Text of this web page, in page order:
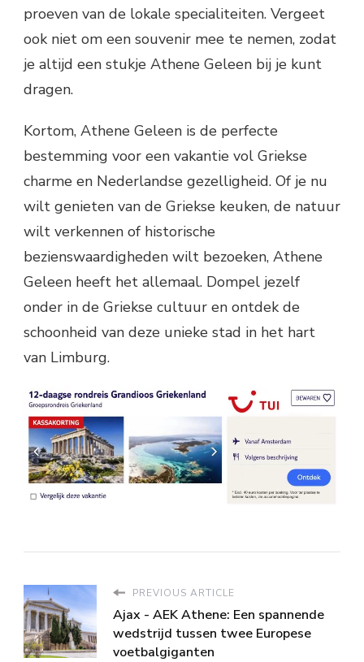
proeven van de lokale specialiteiten. Vergeet
ook niet om een souvenir mee te nemen, zodat
je altijd een stukje Athene Geleen bij je kunt
dragen.
Kortom, Athene Geleen is de perfecte
bestemming voor een vakantie vol Griekse
charme en Nederlandse gezelligheid. Of je nu
wilt genieten van de Griekse keuken, de natuur
wilt verkennen of historische
bezienswaardigheden wilt bezoeken, Athene
Geleen heeft het allemaal. Dompel jezelf
onder in de Griekse cultuur en ontdek de
schoonheid van deze unieke stad in het hart
van Limburg.
PREVIOUS ARTICLE
Ajax - AEK Athene: Een spannende
wedstrijd tussen twee Europese
voetbalgiganten